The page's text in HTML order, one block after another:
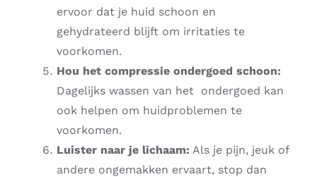
ervoor dat je huid schoon en
gehydrateerd blijft om irritaties te
voorkomen.
Hou het compressie ondergoed schoon:
Dagelijks wassen van het ondergoed kan
ook helpen om huidproblemen te
voorkomen.
Luister naar je lichaam: Als je pijn, jeuk of
andere ongemakken ervaart, stop dan